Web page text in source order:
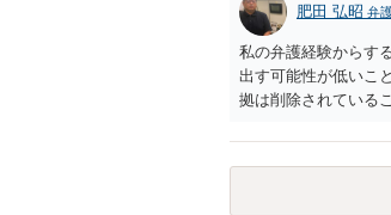
肥田 弘昭 弁
私の弁護経験からす
出す可能性が低いこ
拠は削除されている
査段階では性的姿態
（最終的には不起訴